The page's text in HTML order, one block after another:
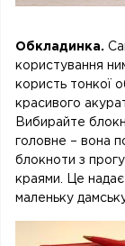
Обкладинка.
користування
користь тонкої
красивого
Вибирайте
головне – вона
блокноти з
краями. Це надає
маленьку